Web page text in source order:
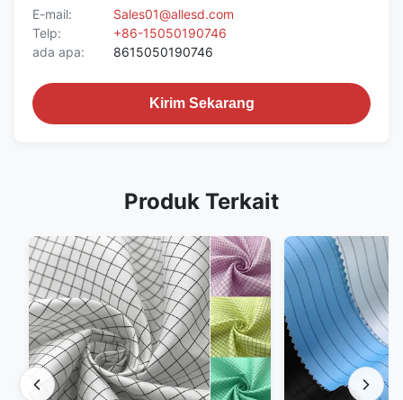
E-mail:
Sales01@allesd.com
Telp:
+86-15050190746
ada apa:
8615050190746
Kirim Sekarang
Produk Terkait